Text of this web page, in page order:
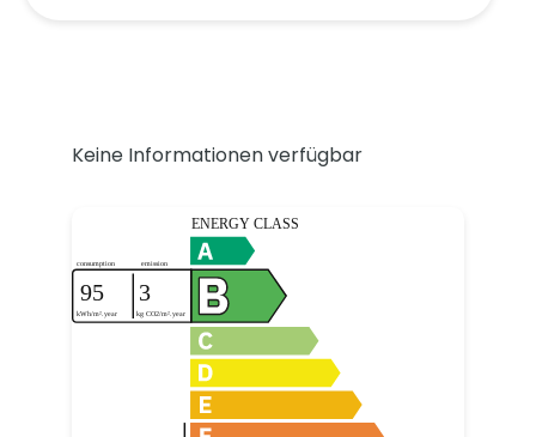
Keine Informationen verfügbar